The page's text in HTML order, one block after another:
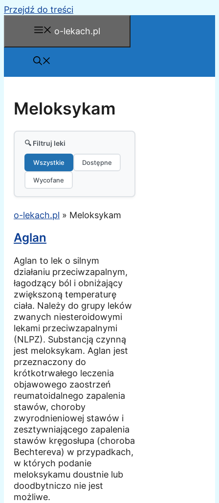
Przejdź do treści
o-lekach.pl
Meloksykam
🔍 Filtruj leki
Wszystkie Dostępne
Wycofane
o-lekach.pl » Meloksykam
Aglan
Aglan to lek o silnym
działaniu przeciwzapalnym,
łagodzący ból i obniżający
zwiększoną temperaturę
ciała. Należy do grupy leków
zwanych niesteroidowymi
lekami przeciwzapalnymi
(NLPZ). Substancją czynną
jest meloksykam. Aglan jest
przeznaczony do
krótkotrwałego leczenia
objawowego zaostrzeń
reumatoidalnego zapalenia
stawów, choroby
zwyrodnieniowej stawów i
zesztywniającego zapalenia
stawów kręgosłupa (choroba
Bechtereva) w przypadkach,
w których podanie
meloksykamu doustnie lub
doodbytniczo nie jest
możliwe.